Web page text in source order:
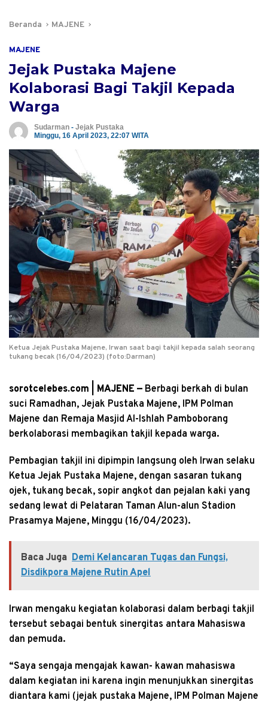
Beranda MAJENE
MAJENE
Jejak Pustaka Majene
Kolaborasi Bagi Takjil Kepada
Warga
Sudarman - Jejak Pustaka
Minggu, 16 April 2023, 22:07 WITA
Ketua Jejak Pustaka Majene, Irwan saat bagi takjil kepada salah seorang
tukang becak (16/04/2023) (foto:Darman)
sorotcelebes.com | MAJENE — Berbagi berkah di bulan
suci Ramadhan, Jejak Pustaka Majene, IPM Polman
Majene dan Remaja Masjid Al-Ishlah Pamboborang
berkolaborasi membagikan takjil kepada warga.
Pembagian takjil ini dipimpin langsung oleh Irwan selaku
Ketua Jejak Pustaka Majene, dengan sasaran tukang
ojek, tukang becak, sopir angkot dan pejalan kaki yang
sedang lewat di Pelataran Taman Alun-alun Stadion
Prasamya Majene, Minggu (16/04/2023).
Baca Juga Demi Kelancaran Tugas dan Fungsi,
Disdikpora Majene Rutin Apel
Irwan mengaku kegiatan kolaborasi dalam berbagi takjil
tersebut sebagai bentuk sinergitas antara Mahasiswa
dan pemuda.
“Saya sengaja mengajak kawan- kawan mahasiswa
dalam kegiatan ini karena ingin menunjukkan sinergitas
diantara kami (jejak pustaka Majene, IPM Polman Majene